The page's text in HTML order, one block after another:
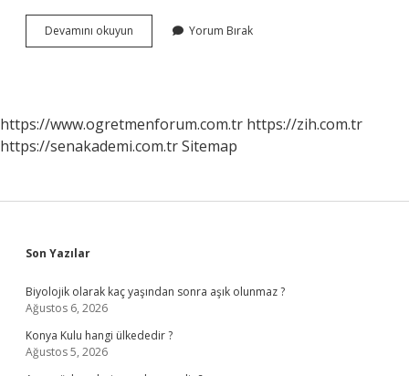
Devamını okuyun
Kelimesinin
Yorum Bırak
https://www.ogretmenforum.com.tr https://zih.com.tr
https://senakademi.com.trSitemap
Sidebar
Son Yazılar
Biyolojik olarak kaç yaşından sonra aşık olunmaz ?
Ağustos 6, 2026
Konya Kulu hangi ülkededir ?
Ağustos 5, 2026